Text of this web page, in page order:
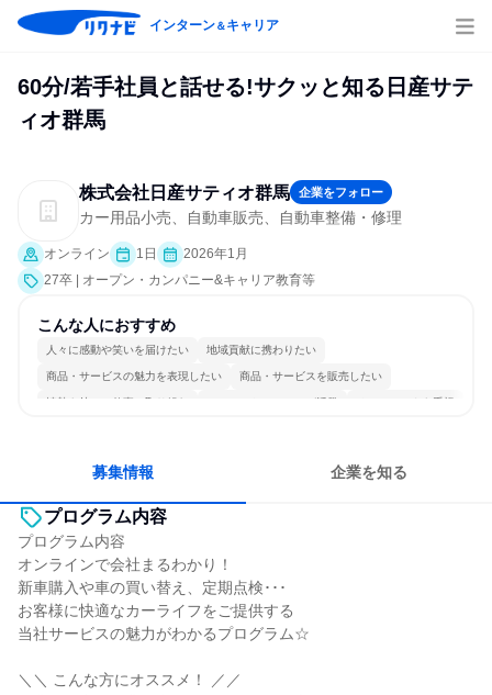
インターン＆キャリア
60分/若手社員と話せる!サクッと知る日産サテ
ィオ群馬
株式会社日産サティオ群馬 企業をフォロー
カー用品小売、自動車販売、自動車整備・修理
オンライン 1日
2026年1月
27卒 | オープン・カンパニー&キャリア教育等
こんな人におすすめ
人々に感動や笑いを届けたい 地域貢献に携わりたい
商品・サービスの魅力を表現したい 商品・サービスを販売したい
情熱を持って仕事に取り組む コミュニケーションが活発 チームワークを重視
募集情報 企業を知る
プログラム内容
プログラム内容
オンラインで会社まるわかり！
新車購入や車の買い替え、定期点検･･･
お客様に快適なカーライフをご提供する
当社サービスの魅力がわかるプログラム☆
＼＼ こんな方にオススメ！ ／／